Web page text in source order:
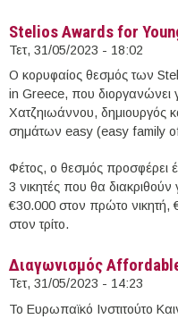
Stelios Awards for
Τετ, 31/05/2023 - 18:02
Ο κορυφαίος θεσμός των
in Greece, που διοργανώνει
Χατζηιωάννου, δημιουργός
σημάτων easy (easy family
Φέτος, ο θεσμός προσφέρει
3 νικητές που θα διακριθούν
€30.000 στον πρώτο νικητή,
στον τρίτο.
Διαγωνισμός
Τετ, 31/05/2023 - 14:23
To Ευρωπαϊκό Ινστιτούτο